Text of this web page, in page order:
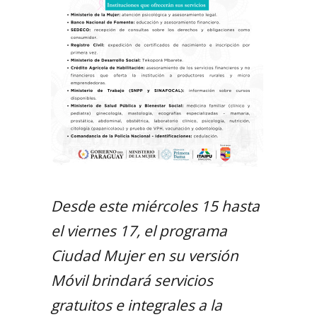
Desde este miércoles 15 hasta
el viernes 17, el programa
Ciudad Mujer en su versión
Móvil brindará servicios
gratuitos e integrales a la